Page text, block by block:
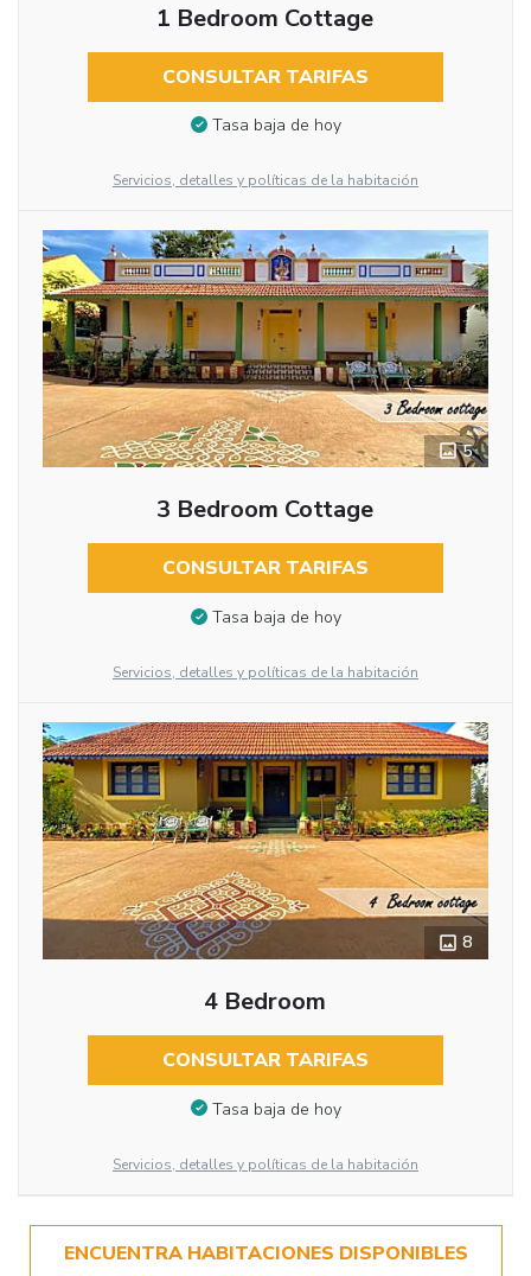
1 Bedroom Cottage
CONSULTAR TARIFAS
Tasa baja de hoy
Servicios, detalles y políticas de la habitación
5
3 Bedroom Cottage
CONSULTAR TARIFAS
Tasa baja de hoy
Servicios, detalles y políticas de la habitación
8
4 Bedroom
CONSULTAR TARIFAS
Tasa baja de hoy
Servicios, detalles y políticas de la habitación
ENCUENTRA HABITACIONES DISPONIBLES